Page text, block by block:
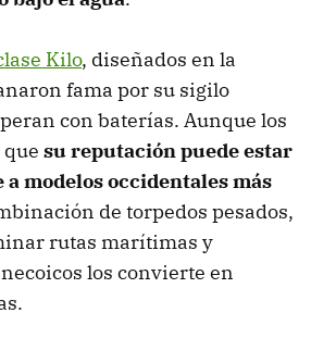
Kilo, diseñados en la
fama por su sigilo
con baterías. Aunque los
que su reputación puede estar
modelos occidentales más
de torpedos pesados,
rutas marítimas y
los convierte en